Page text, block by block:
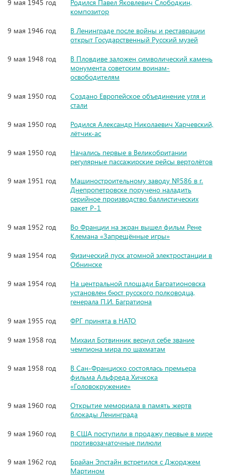
9 мая 1945 год
Родился Павел Яковлевич Слободкин,
композитор
9 мая 1946 год
В Ленинграде после войны и реставрации
открыт Государственный Русский музей
9 мая 1948 год
В Пловдиве заложен символический камень
монумента советским воинам-
освободителям
9 мая 1950 год
Создано Европейское объединение угля и
стали
9 мая 1950 год
Родился Александр Николаевич Харчевский,
лётчик-ас
9 мая 1950 год
Начались первые в Великобритании
регулярные пассажирские рейсы вертолётов
9 мая 1951 год
Машиностроительному заводу №586 в г.
Днепропетровске поручено наладить
серийное производство баллистических
ракет Р-1
9 мая 1952 год
Во Франции на экран вышел фильм Рене
Клемана «Запрещённые игры»
9 мая 1954 год
Физический пуск атомной электростанции в
Обнинске
9 мая 1954 год
На центральной площади Багратионовска
установлен бюст русского полководца,
генерала П.И. Багратиона
9 мая 1955 год
ФРГ принята в НАТО
9 мая 1958 год
Михаил Ботвинник вернул себе звание
чемпиона мира по шахматам
9 мая 1958 год
В Сан-Франциско состоялась премьера
фильма Альфреда Хичкока
«Головокружение»
9 мая 1960 год
Открытие мемориала в память жертв
блокады Ленинграда
9 мая 1960 год
В США поступили в продажу первые в мире
противозачаточные пилюли
9 мая 1962 год
Брайан Эпстайн встретился с Джорджем
Мартином